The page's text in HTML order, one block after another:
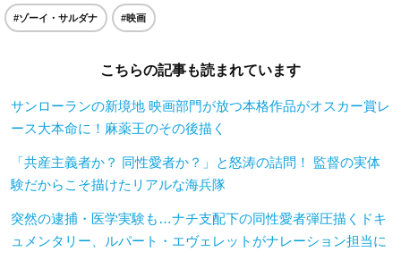
#ゾーイ・サルダナ #映画
こちらの記事も読まれています
サンローランの新境地 映画部門が放つ本格作品がオスカー賞レ
ース大本命に！麻薬王のその後描く
「共産主義者か？ 同性愛者か？」と怒涛の詰問！ 監督の実体
験だからこそ描けたリアルな海兵隊
突然の逮捕・医学実験も…ナチ支配下の同性愛者弾圧描くドキ
ュメンタリー、ルパート・エヴェレットがナレーション担当に